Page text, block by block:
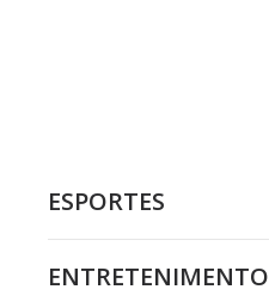
ESPORTES
ENTRETENIMENTO